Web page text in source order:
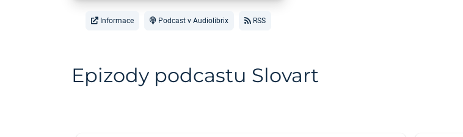
Informace Podcast v Audiolibrix RSS
Epizody podcastu Slovart